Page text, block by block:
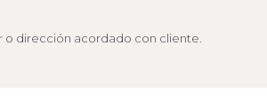
o dirección acordado con cliente.